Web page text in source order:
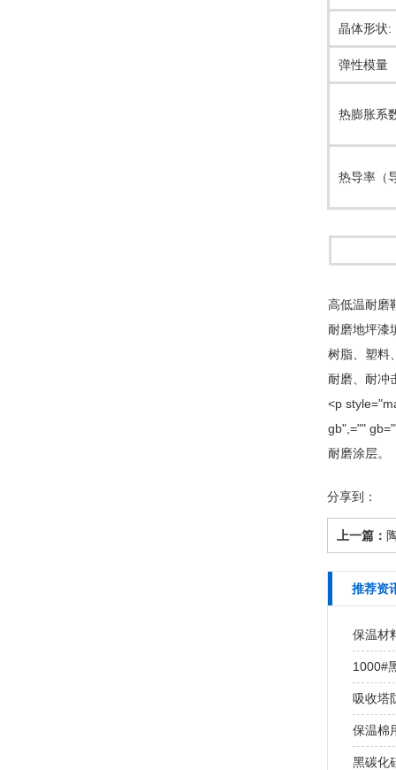
晶体形状:
弹性模量
热膨胀系
热导率（
高低温耐磨
耐磨地坪漆
树脂、塑料
耐磨、耐冲
<p
gb",=""
耐磨涂层。
分享到：
上一篇：
推荐资
保温材
1000#
吸收塔
保温棉
黑碳化